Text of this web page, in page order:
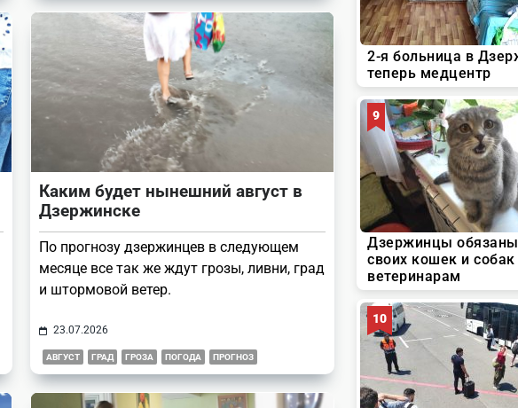
Каким будет нынешний август в
Дзержинске
По прогнозу дзержинцев в следующем
месяце все так же ждут грозы, ливни, град
и штормовой ветер.
23.07.2026
АВГУСТ ГРАД ГРОЗА ПОГОДА ПРОГНОЗ